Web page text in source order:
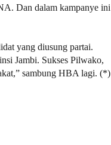
Dan dalam kampanye ini
yang diusung partai.
Jambi. Sukses Pilwako,
sambung HBA lagi. (*)